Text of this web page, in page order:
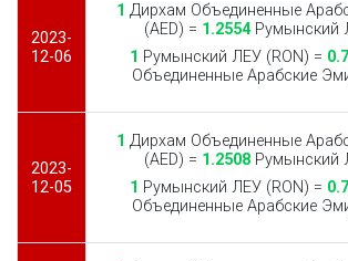
2023-
12-06
1 Дирхам Объединенные
(AED) = 1.2554Румынский
1 Румынский ЛЕУ (RON) =
Объединенные Арабские
2023-
12-05
1 Дирхам Объединенные
(AED) = 1.2508 Румынский
1 Румынский ЛЕУ (RON) =
Объединенные Арабские